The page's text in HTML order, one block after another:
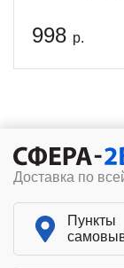
998 р.
Доставка по
Пункты